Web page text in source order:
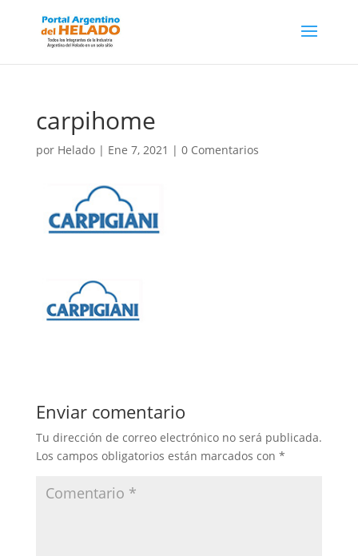
carpihome
por Helado| Ene 7, 2021 | 0 Comentarios
Enviar comentario
Tu dirección de correo electrónico no será publicada.
Los campos obligatorios están marcados con *